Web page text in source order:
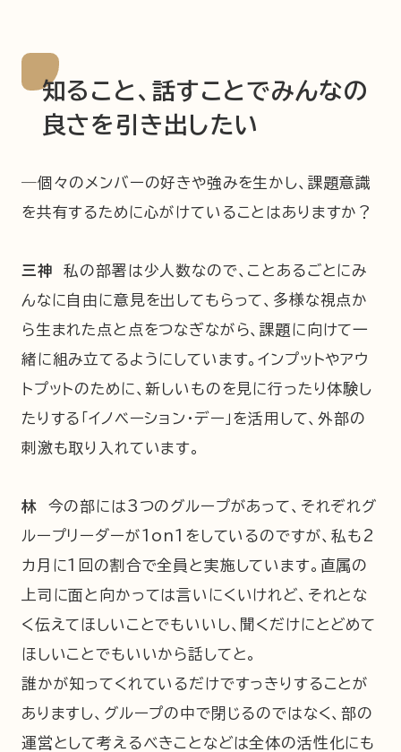
知ること、話すことでみんなの
良さを引き出したい
―個々のメンバーの好きや強みを生かし、課題意識
を共有するために心がけていることはありますか？
三神 私の部署は少人数なので、ことあるごとにみ
んなに自由に意見を出してもらって、多様な視点か
ら生まれた点と点をつなぎながら、課題に向けて一
緒に組み立てるようにしています。インプットやアウ
トプットのために、新しいものを見に行ったり体験し
たりする「イノベーション・デー」を活用して、外部の
刺激も取り入れています。
林 今の部には3つのグループがあって、それぞれグ
ループリーダーが1on1をしているのですが、私も2
カ月に1回の割合で全員と実施しています。直属の
上司に面と向かっては言いにくいけれど、それとな
く伝えてほしいことでもいいし、聞くだけにとどめて
ほしいことでもいいから話してと。
誰かが知ってくれているだけですっきりすることが
ありますし、グループの中で閉じるのではなく、部の
運営として考えるべきことなどは全体の活性化にも